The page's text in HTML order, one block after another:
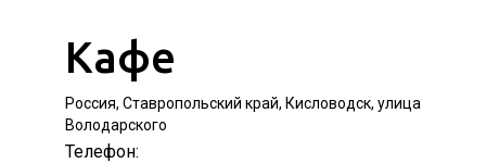
Кафе
Россия, Ставропольский край, Кисловодск, улица
Володарского
Телефон: